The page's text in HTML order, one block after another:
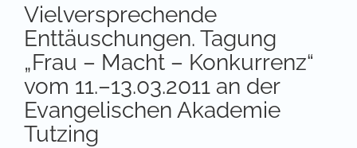
Vielversprechende
Enttäuschungen. Tagung
„Frau – Macht – Konkurrenz“
vom 11.–13.03.2011 an der
Evangelischen Akademie
Tutzing